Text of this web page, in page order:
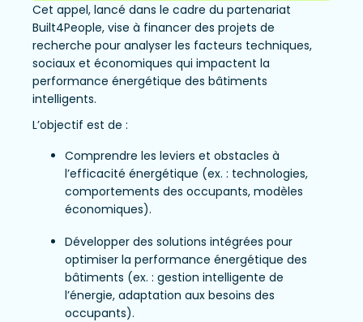
Cet appel, lancé dans le cadre du partenariat
Built4People, vise à financer des projets de
recherche pour analyser les facteurs techniques,
sociaux et économiques qui impactent la
performance énergétique des bâtiments
intelligents.
L’objectif est de :
Comprendre les leviers et obstacles à
l’efficacité énergétique (ex. : technologies,
comportements des occupants, modèles
économiques).
Développer des solutions intégrées pour
optimiser la performance énergétique des
bâtiments (ex. : gestion intelligente de
l’énergie, adaptation aux besoins des
occupants).